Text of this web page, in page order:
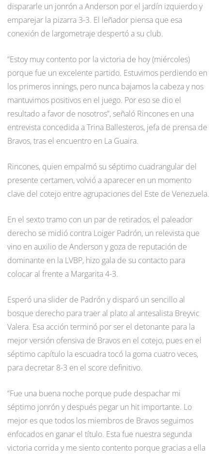
dispararle un jonrón a Anderson por el jardín izquierdo y
emparejar la pizarra 3-3. El leñador piensa que esa
conexión de largometraje despertó a su club.
“Estoy muy contento por la victoria de hoy (miércoles)
porque fue un excelente partido. Estuvimos perdiendo en
los primeros innings, pero nunca bajamos la cabeza y nos
mantuvimos positivos en el juego. Por eso se dio el
resultado a favor de nosotros”, señaló Rincones en una
entrevista concedida a Trina Ballesteros, jefa de prensa de
Bravos, tras el encuentro en La Guaira.
Rincones, quien empalmó su séptimo cuadrangular del
presente certamen, volvió a aparecer en un momento
clave del cotejo entre agrupaciones del Este de Venezuela.
En el sexto tramo con un par de retirados, el paleador
derecho se midió contra Loiger Padrón, un relevista que
vino en auxilio de Anderson y goza de reputación de
dominante en la LVBP, hizo gala de su contacto para
colocar al frente a Margarita 4-3.
Esperó una slider de Padrón y disparó un sencillo al
bosque derecho para traer al plato al antesalista Breyvic
Valera. Esa acción terminó por ser el detonante para la
mejor versión ofensiva de Bravos en el cotejo, pues en el
séptimo capítulo la escuadra tocó la goma cuatro veces,
para decretar 8-3 en el score definitivo.
“Fue una buena noche porque pude despachar mi
séptimo jonrón y después pegar un hit importante. Lo
mejor es que todos los miembros de Bravos seguimos
enfocados en ganar el título. Esta fue nuestra segunda
victoria corrida y me siento contento porque gracias a ella